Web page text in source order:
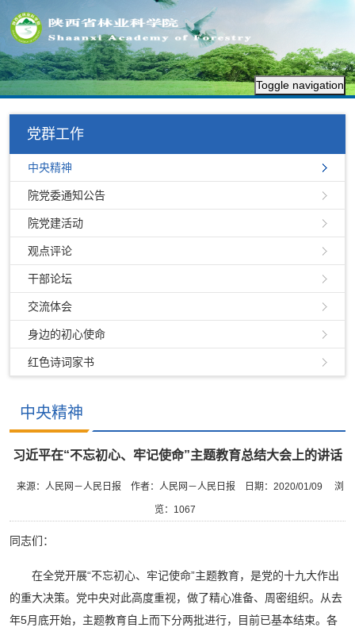
Toggle navigation
党群工作
中央精神
院党委通知公告
院党建活动
观点评论
干部论坛
交流体会
身边的初心使命
红色诗词家书
中央精神
习近平在“不忘初心、牢记使命”主题教育总结大会上的讲话
来源：人民网－人民日报 作者：人民网－人民日报 日期：2020/01/09 浏
览： 1067
同志们：
在全党开展“不忘初心、牢记使命”主题教育，是党的十九大作出
的重大决策。党中央对此高度重视，做了精心准备、周密组织。从去
年5月底开始，主题教育自上而下分两批进行，目前已基本结束。各